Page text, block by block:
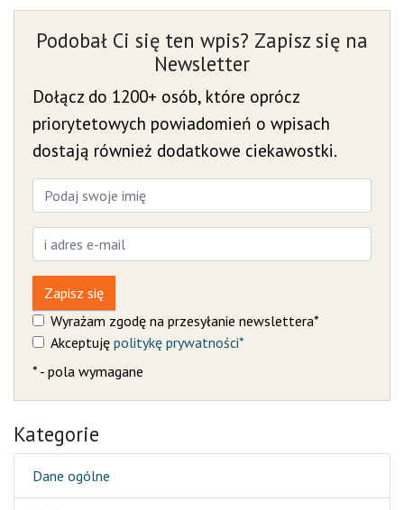
Podobał Ci się ten wpis? Zapisz się na
Newsletter
Dołącz do 1200+ osób, które oprócz
priorytetowych powiadomień o wpisach
dostają również dodatkowe ciekawostki.
Zapisz się
Wyrażam zgodę na przesyłanie newslettera*
Akceptuję politykę prywatności*
* - pola wymagane
Kategorie
Dane ogólne